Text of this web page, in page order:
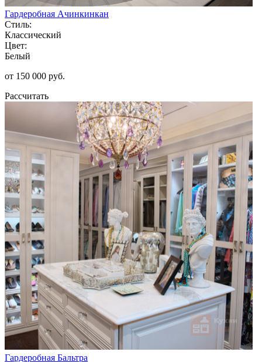
Гардеробная Ачинкинкан
Стиль:
Классический
Цвет:
Белый
от 150 000 руб.
Рассчитать
Гардеробная Бальтра